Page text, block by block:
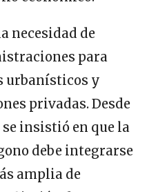
necesidad de
para
urbanísticos y
privadas. Desde
insistió en que la
debe integrarse
amplia de